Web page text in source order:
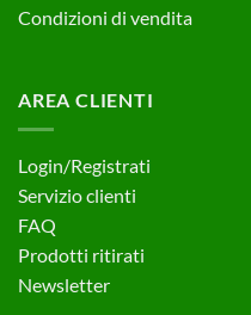
Condizioni di vendita
AREA CLIENTI
Login/Registrati
Servizio clienti
FAQ
Prodotti ritirati
Newsletter